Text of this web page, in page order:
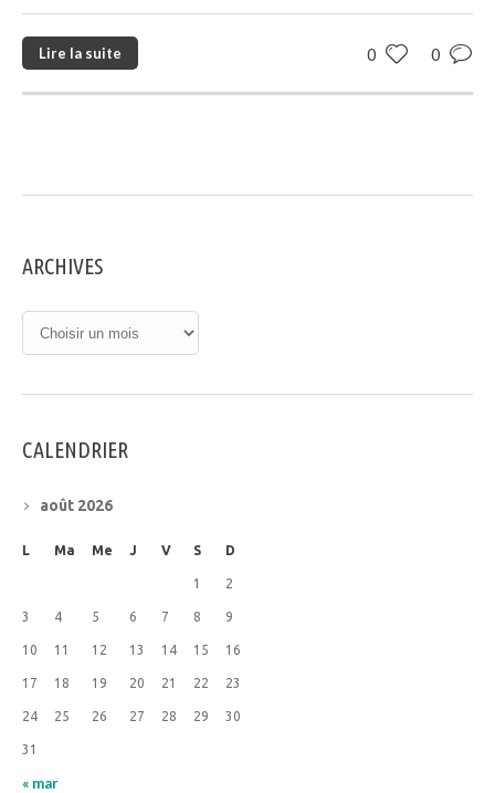
0 0
Lire la suite
ARCHIVES
CALENDRIER
août 2026
L Ma Me J V S D
« mar
1 2
3 4 5 6 7 8 9
10 11 12 13 14 15 16
17 18 19 20 21 22 23
24 25 26 27 28 29 30
31